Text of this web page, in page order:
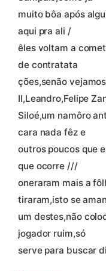
muito bôa após
aqui pra ali /
êles voltam a
de contratata
ções,senão
II,Leandro,Felipe
Siloé,um namôro
cara nada fêz e
outros poucos que
que ocorre ///
oneraram mais a
tiraram,isto se
um destes,não
jogador ruim,só
serve para buscar